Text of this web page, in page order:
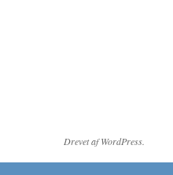
Drevet af WordPress.